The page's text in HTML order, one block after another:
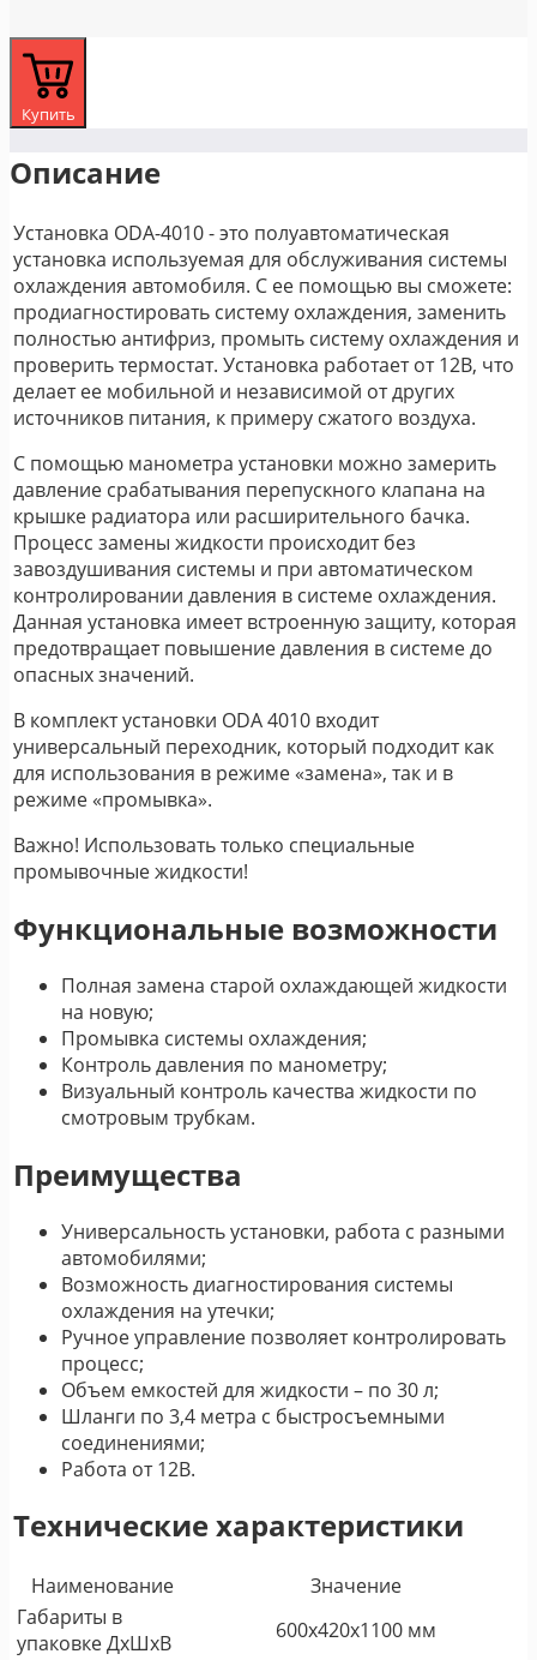
Купить
Описание
Установка ODA-4010 - это полуавтоматическая
установка используемая для обслуживания системы
охлаждения автомобиля. С ее помощью вы сможете:
продиагностировать систему охлаждения, заменить
полностью антифриз, промыть систему охлаждения и
проверить термостат. Установка работает от 12В, что
делает ее мобильной и независимой от других
источников питания, к примеру сжатого воздуха.
С помощью манометра установки можно замерить
давление срабатывания перепускного клапана на
крышке радиатора или расширительного бачка.
Процесс замены жидкости происходит без
завоздушивания системы и при автоматическом
контролировании давления в системе охлаждения.
Данная установка имеет встроенную защиту, которая
предотвращает повышение давления в системе до
опасных значений.
В комплект установки ODA 4010 входит
универсальный переходник, который подходит как
для использования в режиме «замена», так и в
режиме «промывка».
Важно! Использовать только специальные
промывочные жидкости!
Функциональные возможности
Полная замена старой охлаждающей жидкости
на новую;
Промывка системы охлаждения;
Контроль давления по манометру;
Визуальный контроль качества жидкости по
смотровым трубкам.
Преимущества
Универсальность установки, работа с разными
автомобилями;
Возможность диагностирования системы
охлаждения на утечки;
Ручное управление позволяет контролировать
процесс;
Объем емкостей для жидкости – по 30 л;
Шланги по 3,4 метра с быстросъемными
соединениями;
Работа от 12В.
Технические характеристики
Наименование
Значение
Габариты в
упаковке ДxШxВ
600х420х1100 мм